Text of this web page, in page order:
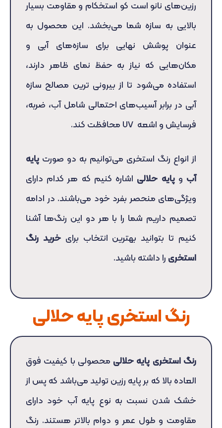
رزین‌های نانو است کو استخکام و مقاومت بسیار
بالایی به سازه شما می‌بخشد. این محصول به
عنوان پوشش نهایی برای سازه‌های آبی و
مکان‌هایی که نیاز به حفظ نمای ظاهر دارند،
استفاده می‌شود تا از بیرونی ترین مصالح سازه
آبی در برابر آسیب‌های احتمالی شامل آب، ضربه،
فرسایش و اشعه UV محافظت کند.
از انواع رنگ استخری می‌توانیم به دو صورت پایه
آب وپایه حلالی اشاره کنیم که هر کدام دارای
ویژگی‌های منحصر بفرد خود می‌باشند. در ادامه
تصمیم داریم شما را با هر دو این رنگ‌ها آشنا
کنیم تا بتوانید بهترین انتخاب برایخرید رنگ
استخری را داشته باشید.
رنگ استخری پایه حلالی
رنگ استخری پایه حلالی محصولی با کیفیت فوق
العاده بالا که بر پایه رزین‌ تولید می‌باشد که پس از
خشک شدن نسبت به نوع پایه آب خود دارای
مقاومت و طول عمر و دوام بالاتر هستند. رنگ